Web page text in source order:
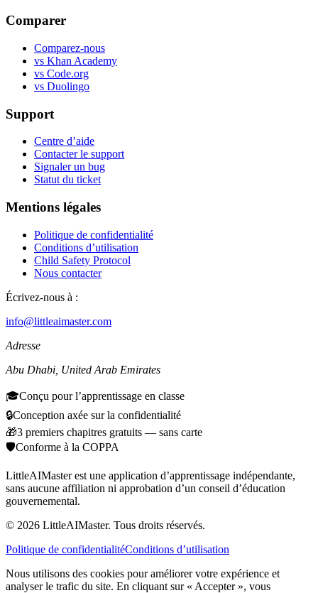
Comparer
Comparez-nous
vs Khan Academy
vs Code.org
vs Duolingo
Support
Centre d’aide
Contacter le support
Signaler un bug
Statut du ticket
Mentions légales
Politique de confidentialité
Conditions d’utilisation
Child Safety Protocol
Nous contacter
Écrivez-nous à :
info@littleaimaster.com
Adresse
Abu Dhabi United Arab Emirates
🎓Conçu pour l’apprentissage en classe
🔒Conception axée sur la confidentialité
🎁3 premiers chapitres gratuits — sans carte
🛡️Conforme à la COPPA
LittleAIMaster est une application d’apprentissage indépendante,
sans aucune affiliation ni approbation d’un conseil d’éducation
gouvernemental.
© 2026 LittleAIMaster. Tous droits réservés.
Politique de confidentialitéConditions d’utilisation
Nous utilisons des cookies pour améliorer votre expérience et
analyser le trafic du site. En cliquant sur « Accepter », vous